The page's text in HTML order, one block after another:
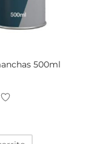
500ml